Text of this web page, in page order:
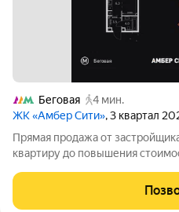
Беговая
4 мин.
ЖК «Амбер Сити», 3 квартал
Прямая продажа от
квартиру до повышения
общей площадью 28.7 кв.м. на
Без отделки. - Линейная